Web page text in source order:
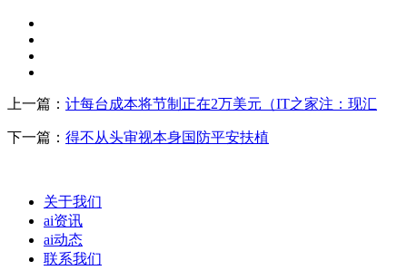
上一篇： 计每台成本将节制正在2万美元（IT之家注：现汇
下一篇： 得不从头审视本身国防平安扶植
关于我们
ai资讯
ai动态
联系我们